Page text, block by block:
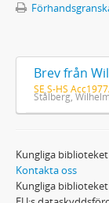
SE S-HS
Stålberg,
Kungliga biblioteket
Kontakta oss
Kungliga